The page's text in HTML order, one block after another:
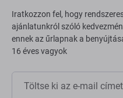
Iratkozzon fel, hogy
ajánlatunkról szóló
ennek az űrlapnak a
16 éves vagyok